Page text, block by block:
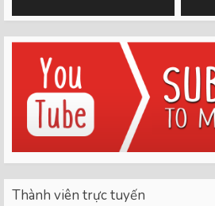
Thành viên trực tuyến